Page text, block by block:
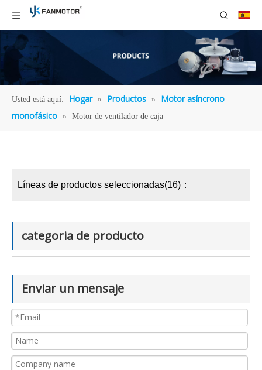
Usted está aquí: Hogar » Productos »
Motor asíncrono
monofásico » Motor de ventilador de caja
Líneas de productos seleccionadas(16)：
categoria de producto
Enviar un mensaje